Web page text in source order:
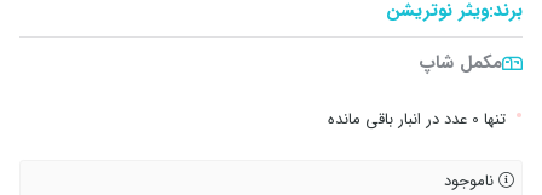
برند:ویثر نوتریشن
مکمل شاپ
• تنها 0 عدد در انبار باقی مانده
ناموجود